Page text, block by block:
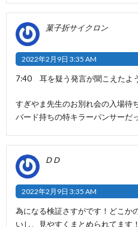
菓子折サイクロン
2022年2月9日 3:35 AM
7:40 耳を疑う発言が聞こえたよ
すぎやま先生のお別れ会の入場待
バード持ちの特キラーパンサーだ
D D
2022年2月9日 3:35 AM
為になる検証さすがです！どこか
いし、見やすくまとめられてます